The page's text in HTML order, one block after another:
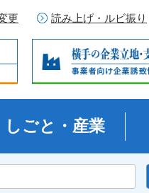
更 読み上げ・ルビ振り
しごと・産業